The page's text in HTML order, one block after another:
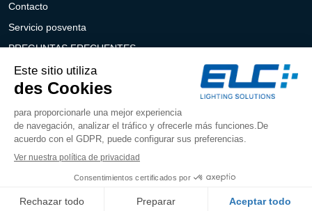
Contacto
Servicio posventa
PREGUNTAS FRECUENTES
Aviso legal|Política de privacidad|Condiciones
generales de venta|Modificar tus preferencias de
cookies
Electric & Lighting Concept © 2026 –
Diseño: Wiboo